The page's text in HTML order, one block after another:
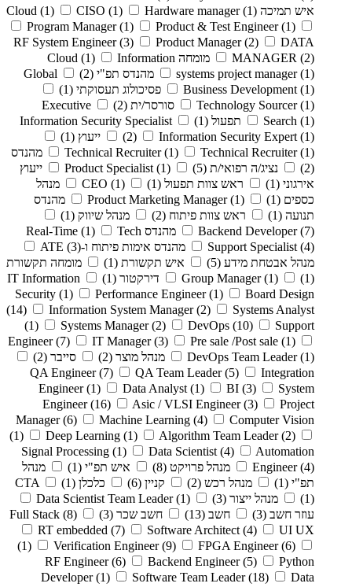
איש תמיכה Cloud
(1) CISO (1) Hardware manager (1)
Program Manager (1) Product & Test Engineer (1)
RF System Engineer (3) Product Manager (2)
DATA
MANAGER (2) מומחה Cloud (1)
Information
systems project manager (1) מהנדס תפ"י (2)
Global
Business Development (1) פסיכולוג תעסוקתי (1)
Technology Sourcer (1) סורסר/ית (2)
Executive
Search (1) תפעול (1)
Information Security Specialist
(2)
Information Security Expert (1) ייעוץ (1)
Technical Recruiter (1) Technical Recruiter (1)
מהנדס
(2)
נציג/ה רפואי/ת (5)
Product Specialist (1)
ייעוץ
אירגוני (1) ראש צוות תפעול (1)
CEO (1)
מנהל
כספים (1)
Product Marketing Manager (1)
מהנדס
תנועה (1) ראש צוות פיתוח (2) מנהל שיווק (1)
Backend Developer (7) מהנדס Real-Time (1)
Tech
Support Specialist (4) מהנדס אימות פיתוח ו-ATE(3)
מנהל אבטחת מידע (5) איש תקשורת (1)
מומחה תקשורת
(1)
Group Manager (1) דירקטור (1)
IT Information
Security (1) Performance Engineer (1)
Board Design
(14)
Information System Manager (2)
Systems Analyst
(1)
Systems Manager (2) DevOps (10)
Support
Engineer (7) IT Manager (3) Pre sale /Post sale (1)
DevOps Team Leader (1) מנהל מוצר (2) סייבר (2)
QA Engineer (7) QA Team Leader (5)
Integration
Engineer (1) Data Analyst (1) BI (3)
System
Engineer (16) Asic / VLSI Engineer (3)
Project
Manager (6) Machine Learning (4)
Computer Vision
(1)
Deep Learning (1) Algorithm Team Leader (2)
Signal Processing (1) Data Scientist (4)
Automation
Engineer (4) מנהל פרויקט (8) איש תפ"י (1)
מנהל
תפ"י (1) מנהל רכש (2) קניין (6) כלכלן (1)
CTA
(1)
מנהל ייצור (3)
Data Scientist Team Leader (1)
עוזר חשב (3) חשב (13) חשב שכר (3)
Full Stack (8)
RT embedded (7) Software Architect (4)
UI UX
(1)
Verification Engineer (9) FPGA Engineer (6)
RF Engineer (6) Backend Engineer (5)
Python
Developer (1) Software Team Leader (18)
Data